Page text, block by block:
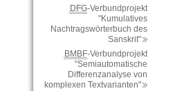
DFG-Verbundprojekt
"Kumulatives
Nachtragswörterbuch des
Sanskrit"
BMBF-Verbundprojekt
"Semiautomatische
Differenzanalyse von
komplexen Textvarianten"